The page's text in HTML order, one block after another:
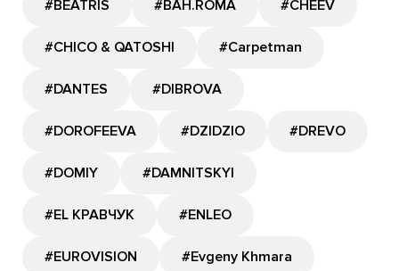
#BEATRIS #BAH.ROMA #CHEEV
#CHICO & QATOSHI #Carpetman
#DANTES #DIBROVA
#DOROFEEVA #DZIDZIO #DREVO
#DOMIY #DAMNITSKYI
#EL КРАВЧУК #ENLEO
#EUROVISION #Evgeny Khmara